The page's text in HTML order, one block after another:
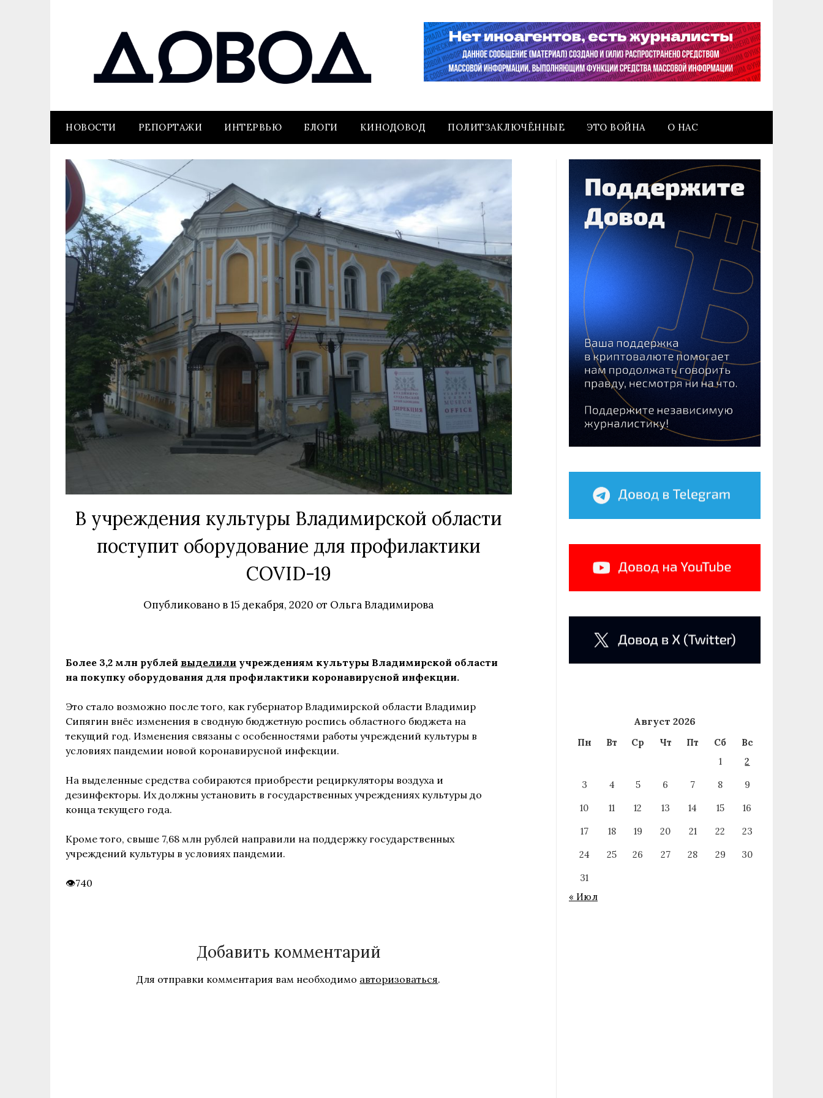
НОВОСТИ РЕПОРТАЖИ ИНТЕРВЬЮ БЛОГИ КИНОДОВОД ПОЛИТЗАКЛЮЧЁННЫЕ ЭТО ВОЙНА О НАС
В учреждения культуры Владимирской области
поступит оборудование для профилактики
COVID-19
Опубликовано в15 декабря, 2020 от Ольга Владимирова
Более 3,2 млн рублей выделили учреждениям культуры Владимирской области
на покупку оборудования для профилактики коронавирусной инфекции.
Это стало возможно после того, как губернатор Владимирской области Владимир
Сипягин внёс изменения в сводную бюджетную роспись областного бюджета на
текущий год. Изменения связаны с особенностями работы учреждений культуры в
условиях пандемии новой коронавирусной инфекции.
На выделенные средства собираются приобрести рециркуляторы воздуха и
дезинфекторы. Их должны установить в государственных учреждениях культуры до
конца текущего года.
Кроме того, свыше 7,68 млн рублей направили на поддержку государственных
учреждений культуры в условиях пандемии.
740
Добавить комментарий
Для отправки комментария вам необходимо авторизоваться.
Август 2026
Пн Вт Ср Чт Пт Сб
Вс
1
2
3
4 5 6 7 8
9
10
11 12 13 14 15
16
17
18 19 20 21 22
23
24
25 26 27 28 29
30
31
« Июл